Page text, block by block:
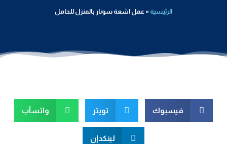
الرئيسية » عمل اشعة سونار بالمنزل للحامل
فيسبوك تويتر واتسآب
لينكدإن